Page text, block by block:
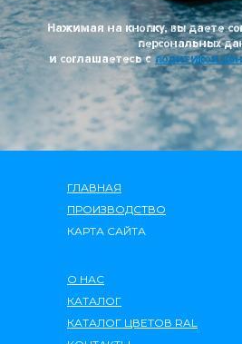
Нажимая на кнопку, вы даете
персональных
и соглашаетесь cполитикой
ГЛАВНАЯ
ПРОИЗВОДСТВО
КАРТА САЙТА
О НАС
КАТАЛОГ
КАТАЛОГ ЦВЕТОВ RAL